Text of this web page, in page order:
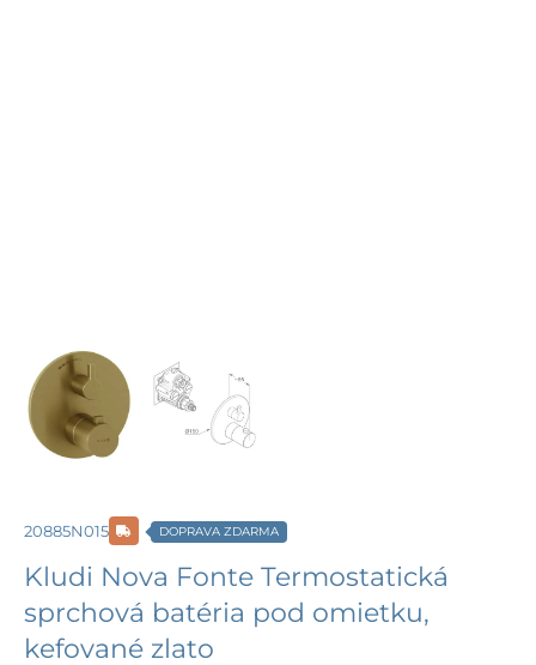
20885N015 DOPRAVA ZDARMA
Kludi Nova Fonte Termostatická
sprchová batéria pod omietku,
kefované zlato